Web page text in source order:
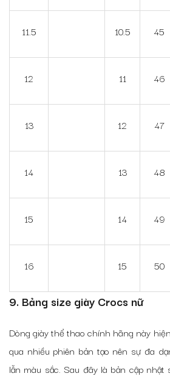
11.5 10.5 45
12 11 46
13 12 47
14 13 48
15 14 49
16 15 50
9. Bảng size giày Crocs nữ
Dòng giày thể thao chính hãng này
qua nhiều phiên bản tạo nên sự đa
lẫn màu sắc. Sau đây là bản cập nhật